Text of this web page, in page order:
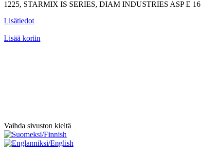
1225, STARMIX IS SERIES, DIAM INDUSTRIES ASP E 16
Lisätiedot
Lisää koriin
Vaihda sivuston kieltä